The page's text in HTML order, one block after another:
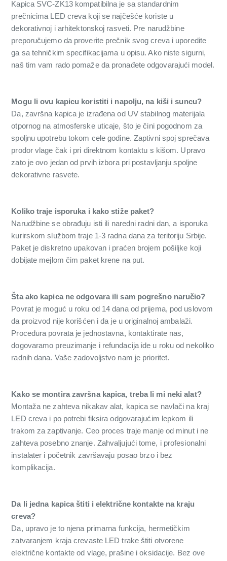
Kapica SVC-ZK13 kompatibilna je sa standardnim
prečnicima LED creva koji se najčešće koriste u
dekorativnoj i arhitektonskoj rasveti. Pre narudžbine
preporučujemo da proverite prečnik svog creva i uporedite
ga sa tehničkim specifikacijama u opisu. Ako niste sigurni,
naš tim vam rado pomaže da pronađete odgovarajući model.
Mogu li ovu kapicu koristiti i napolju, na kiši i suncu?
Da, završna kapica je izrađena od UV stabilnog materijala
otpornog na atmosferske uticaje, što je čini pogodnom za
spoljnu upotrebu tokom cele godine. Zaptivni spoj sprečava
prodor vlage čak i pri direktnom kontaktu s kišom. Upravo
zato je ovo jedan od prvih izbora pri postavljanju spoljne
dekorativne rasvete.
Koliko traje isporuka i kako stiže paket?
Narudžbine se obrađuju isti ili naredni radni dan, a isporuka
kurirskom službom traje 1-3 radna dana za teritoriju Srbije.
Paket je diskretno upakovan i praćen brojem pošiljke koji
dobijate mejlom čim paket krene na put.
Šta ako kapica ne odgovara ili sam pogrešno naručio?
Povrat je moguć u roku od 14 dana od prijema, pod uslovom
da proizvod nije korišćen i da je u originalnoj ambalaži.
Procedura povrata je jednostavna, kontaktirate nas,
dogovaramo preuzimanje i refundacija ide u roku od nekoliko
radnih dana. Vaše zadovoljstvo nam je prioritet.
Kako se montira završna kapica, treba li mi neki alat?
Montaža ne zahteva nikakav alat, kapica se navlači na kraj
LED creva i po potrebi fiksira odgovarajućim lepkom ili
trakom za zaptivanje. Ceo proces traje manje od minut i ne
zahteva posebno znanje. Zahvaljujući tome, i profesionalni
instalater i početnik završavaju posao brzo i bez
komplikacija.
Da li jedna kapica štiti i električne kontakte na kraju
creva?
Da, upravo je to njena primarna funkcija, hermetičkim
zatvaranjem kraja crevaste LED trake štiti otvorene
električne kontakte od vlage, prašine i oksidacije. Bez ove